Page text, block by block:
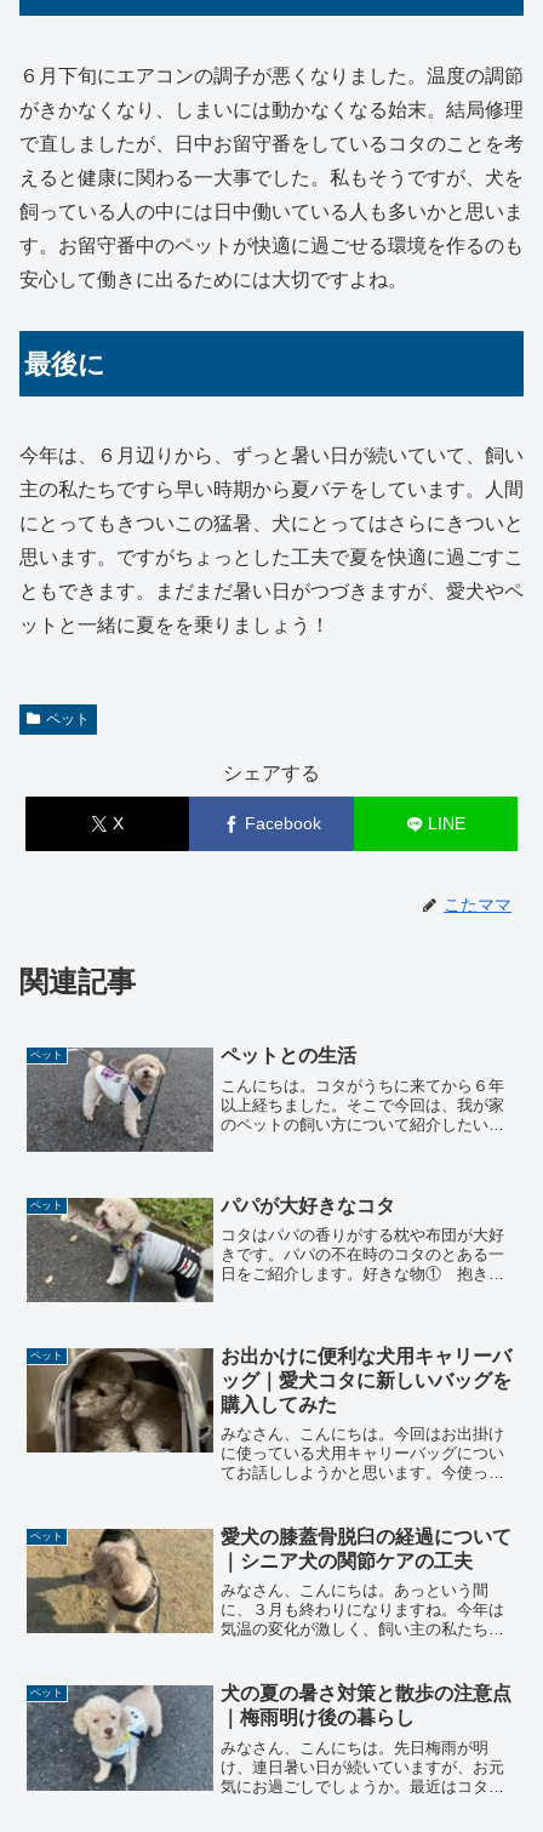
６月下旬にエアコンの調子が悪くなりました。温度の調節
がきかなくなり、しまいには動かなくなる始末。結局修理
で直しましたが、日中お留守番をしているコタのことを考
えると健康に関わる一大事でした。私もそうですが、犬を
飼っている人の中には日中働いている人も多いかと思いま
す。お留守番中のペットが快適に過ごせる環境を作るのも
安心して働きに出るためには大切ですよね。
最後に
今年は、６月辺りから、ずっと暑い日が続いていて、飼い
主の私たちですら早い時期から夏バテをしています。人間
にとってもきついこの猛暑、犬にとってはさらにきついと
思います。ですがちょっとした工夫で夏を快適に過ごすこ
ともできます。まだまだ暑い日がつづきますが、愛犬やペ
ットと一緒に夏をを乗りましょう！
ペット
シェアする
X Facebook LINE
こたママ
関連記事
ペット ペットとの生活
こんにちは。コタがうちに来てから６年
以上経ちました。そこで今回は、我が家
のペットの飼い方について紹介したいと
し神経質なところがあって...
ペット パパが大好きなコタ
コタはパパの香りがする枕や布団が大好
きです。パパの不在時のコタのとある一
日をご紹介します。好きな物① 抱き枕
きるチャンスと捉えている...
ペット
お出かけに便利な犬用キャリーバ
ッグ｜愛犬コタに新しいバッグを
購入してみた
みなさん、こんにちは。今回はお出掛け
に使っている犬用キャリーバッグについ
てお話ししようかと思います。今使って
ている箇所が増えてきていたので、今
回、新しいキャリーバッグを...
ペット
愛犬の膝蓋骨脱臼の経過について
｜シニア犬の関節ケアの工夫
みなさん、こんにちは。あっという間
に、３月も終わりになりますね。今年は
気温の変化が激しく、飼い主の私たち
ず、そっと側に寄り添ってくれました。
そんな優しいコタの最近の様子を...
ペット
犬の夏の暑さ対策と散歩の注意点
｜梅雨明け後の暮らし
みなさん、こんにちは。先日梅雨が明
け、連日暑い日が続いていますが、お元
気にお過ごしでしょうか。最近はコタの